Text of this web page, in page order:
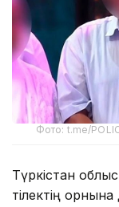
Фото: t.me/
Түркістан
тілектің